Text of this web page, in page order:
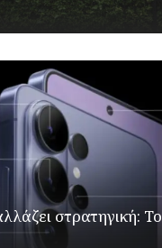
στρατηγική: Το